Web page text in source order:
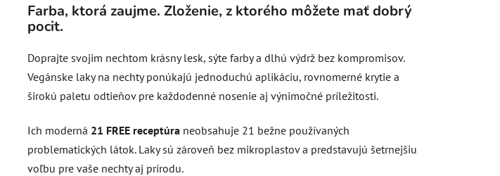
je
0,0
z
5
hviezdičiek.
Farba, ktorá zaujme. Zloženie, z ktorého môžete mať dobrý
pocit.
Doprajte svojim nechtom krásny lesk, sýte farby a dlhú výdrž bez kompromisov.
Vegánske laky na nechty ponúkajú jednoduchú aplikáciu, rovnomerné krytie a
širokú paletu odtieňov pre každodenné nosenie aj výnimočné príležitosti.
Ich moderná 21 FREE receptúra neobsahuje 21 bežne používaných
problematických látok. Laky sú zároveň bez mikroplastov a predstavujú šetrnejšiu
voľbu pre vaše nechty aj prírodu.